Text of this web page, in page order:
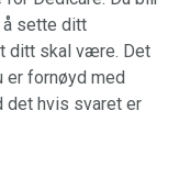
å sette ditt
ditt skal være. Det
er fornøyd med
det hvis svaret er